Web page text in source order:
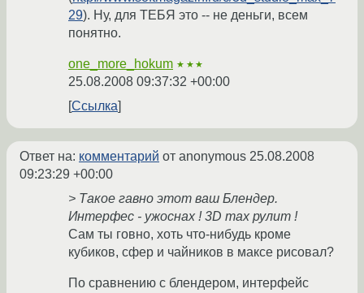
29). Ну, для ТЕБЯ это -- не деньги, всем
понятно.
one_more_hokum ★★★
25.08.2008 09:37:32 +00:00
Ссылка
Ответ на: комментарий от anonymous 25.08.2008
09:23:29 +00:00
> Такое гавно этот ваш Блендер.
Интерфес - ужоснах ! 3D max рулит !
Сам ты говно, хоть что-нибудь кроме
кубиков, сфер и чайников в максе рисовал?
По сравнению с блендером, интерфейс